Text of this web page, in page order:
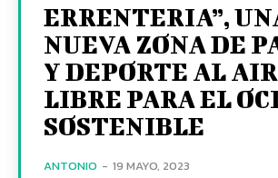
ERRENTERIA”,
NUEVA ZONA DE
Y DEPORTE AL
LIBRE PARA EL
SOSTENIBLE
ANTONIO - 19 MAYO, 2023